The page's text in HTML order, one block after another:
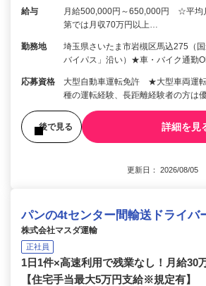
給与
月給500,000円～650,000円 ☆平均
第では月収70万円以上…
勤務地
埼玉県さいたま市岩槻区馬込275（
バイパス」沿い）★車・バイク通勤
応募資格
大型自動車運転免許 ★大型車両運
種の運転経験、長距離経験者の方は
後で見る 詳細を見
更新日： 2026/08/05
パンの4tセンター間輸送ドライバ
株式会社マスダ運輸
正社員
1日1件×高速利用で残業なし！月給30
【住宅手当最大5万円支給※規定有】